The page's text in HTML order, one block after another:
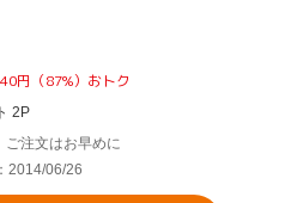
円（87%）おトク
2P
ご注文はお早めに
2014/06/26